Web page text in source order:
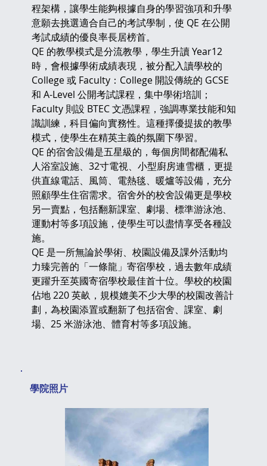
程架構，讓學生能夠根據自身的學習強項和升學
意願去挑選適合自己的考試學制，使 QE 在公開
考試成績的優良率長居榜首。
QE 的教學模式是分流教學，學生升讀 Year12
時，會根據學術成績表現，被分配入讀學校的
College 或 Faculty：College 開設傳統的 GCSE
和 A-Level 公開考試課程，集中學術培訓；
Faculty 則設 BTEC 文憑課程，強調專業技能和知
識訓練，科目偏向實務性。這種擇優提拔的教學
模式，使學生在精英主義的氛圍下學習。
QE 的宿舍設備是五星級的，每個房間都配備私
人浴室設施、32寸電視、小型廚房連雪櫃，更提
供直線電話、風筒、電熱毯、暖爐等設備，充分
照顧學生住宿需求。宿舍外的校舍設備更是學校
另一賣點，包括翻新課室、劇場、標準游泳池、
運動村等多項設施，使學生可以盡情享受各種設
施。
QE 是一所無論於學術、校園設備及課外活動均
力臻完善的「一條龍」寄宿學校，過去數年成績
更躍升至英國寄宿學校最佳首十位。學校的校園
佔地 220 英畝，規模媲美不少大學的校園改善計
劃，為校園添置或翻新了包括宿舍、課室、劇
場、25 米游泳池、體育村等多項設施。
​學院照片